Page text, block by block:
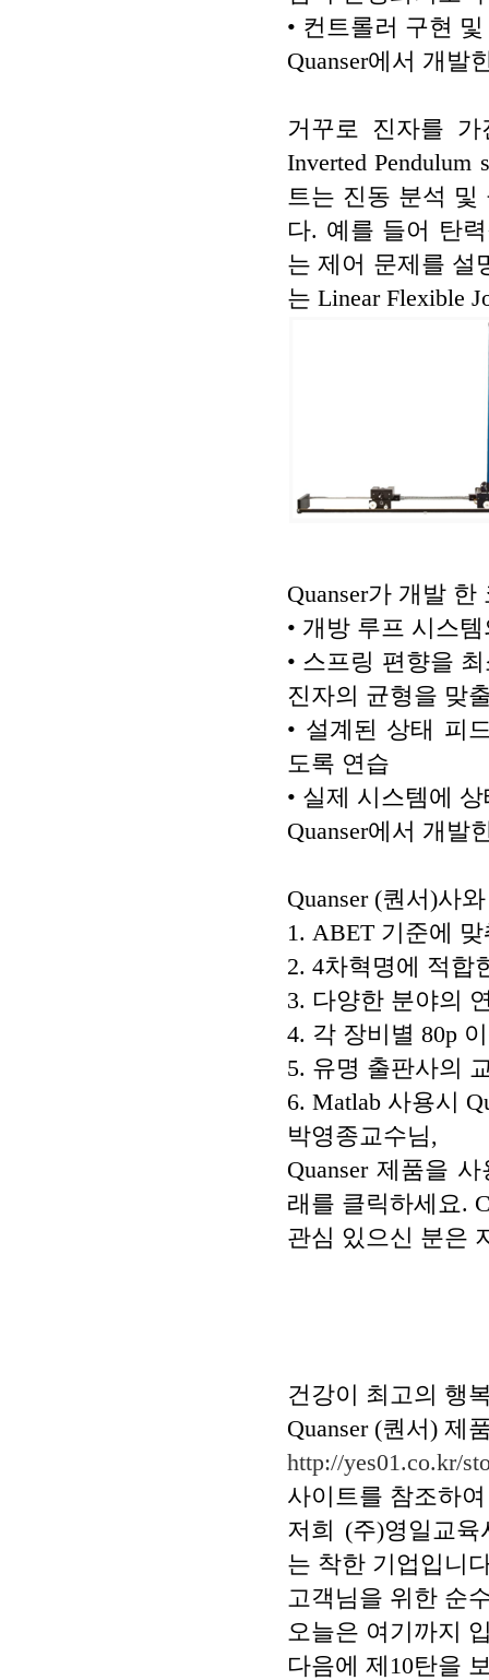
• 컨트롤러 구현
Quanser에서 개발
거꾸로 진자를
Inverted
트는 진동 분석 및
다. 예를 들어 탄
는 제어 문제를 설
는 Linear Flexible
Quanser가 개발
• 개방 루프 시스
• 스프링 편향을
진자의 균형을 맞
• 설계된 상태 피
도록 연습
• 실제 시스템에
Quanser에서 개발
Quanser (퀀서)사
1. ABET 기준에
2. 4차혁명에 적합
3. 다양한 분야의
4. 각 장비별 80p
5. 유명 출판사의
6. Matlab 사용시
박영종교수님,
Quanser 제품을
래를 클릭하세요.
관심 있으신 분은
건강이 최고의 행
Quanser (퀀서) 제
http://yes01.co.kr/
사이트를 참조하
저희 (주)영일교
는 착한 기업입니
고객님을 위한 순
오늘은 여기까지
다음에 제10탄을